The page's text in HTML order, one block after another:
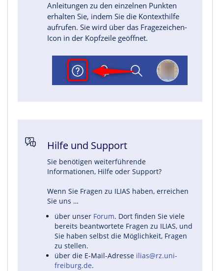
Anleitungen zu den einzelnen Punkten
erhalten Sie, indem Sie die Kontexthilfe
aufrufen. Sie wird über das Fragezeichen-
Icon in der Kopfzeile geöffnet.
Hilfe und Support
Sie benötigen weiterführende
Informationen, Hilfe oder Support?
Wenn Sie Fragen zu ILIAS haben, erreichen
Sie uns …
über unser Forum. Dort finden Sie viele
bereits beantwortete Fragen zu ILIAS, und
Sie haben selbst die Möglichkeit, Fragen
zu stellen.
über die E-Mail-Adresse ilias@rz.uni-
freiburg.de.